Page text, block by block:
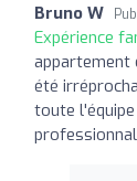
Bruno W
Expérience
appartement
été
toute